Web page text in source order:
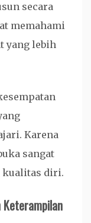
secara
memahami
yang lebih
Karena
sangat
kualitas diri.
Keterampilan